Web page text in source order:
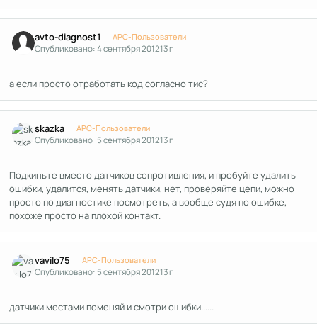
avto-diagnost1 APC-Пользователи
Опубликовано:4 сентября 201213 г
а если просто отработать код согласно тис?
skazka APC-Пользователи
Опубликовано:5 сентября 201213 г
Подкиньте вместо датчиков сопротивления, и пробуйте удалить
ошибки, удалится, менять датчики, нет, проверяйте цепи, можно
просто по диагностике посмотреть, а вообще судя по ошибке,
похоже просто на плохой контакт.
vavilo75 APC-Пользователи
Опубликовано:5 сентября 201213 г
датчики местами поменяй и смотри ошибки......